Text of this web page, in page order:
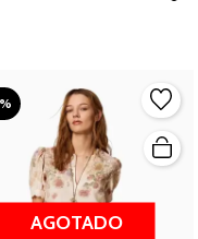
AGOTADO